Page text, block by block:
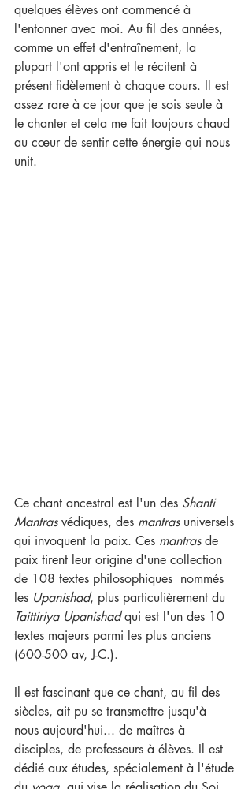
quelques élèves ont commencé à
l'entonner avec moi. Au fil des années,
comme un effet d'entraînement, la
plupart l'ont appris et le récitent à
présent fidèlement à chaque cours. Il est
assez rare à ce jour que je sois seule à
le chanter et cela me fait toujours chaud
au cœur de sentir cette énergie qui nous
unit.
Ce chant ancestral est l'un des Shanti
Mantras védiques, des mantras universels
qui invoquent la paix. Ces mantras de
paix tirent leur origine d'une collection
de 108 textes philosophiques  nommés
les Upanishad, plus particulièrement du
Taittiriya Upanishad qui est l'un des 10
textes majeurs parmi les plus anciens
(600-500 av, J-C.).
Il est fascinant que ce chant, au fil des
siècles, ait pu se transmettre jusqu'à
nous aujourd'hui... de maîtres à
disciples, de professeurs à élèves. Il est
dédié aux études, spécialement à l'étude